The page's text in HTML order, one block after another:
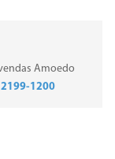
Amoedo
2199-1200